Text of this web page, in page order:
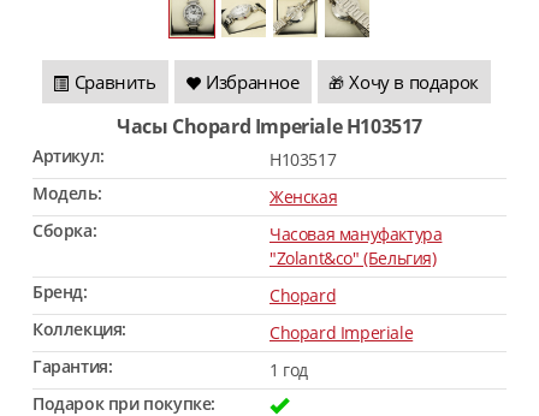
Сравнить Избранное 🎁 Хочу в подарок
Часы Chopard Imperiale H103517
Артикул:
H103517
Модель:
Женская
Сборка:
Часовая мануфактура
"Zolant&co" (Бельгия)
Бренд:
Chopard
Коллекция:
Chopard Imperiale
Гарантия:
1 год
Подарок при покупке: